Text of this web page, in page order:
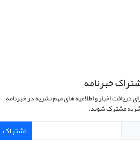
خبرنامه
دریافت اخبار و اطلاعیه های مهم نشریه در خبرنامه
مشترک شوید.
اشتراک